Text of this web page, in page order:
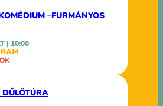
–FURMÁNYOS
| 10:00